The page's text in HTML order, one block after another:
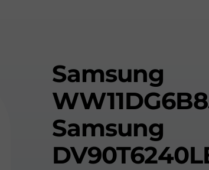
Samsung
Samsung